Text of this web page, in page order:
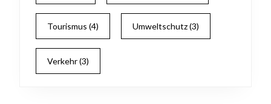
Tourismus (4) Umweltschutz(3)
Verkehr(3)